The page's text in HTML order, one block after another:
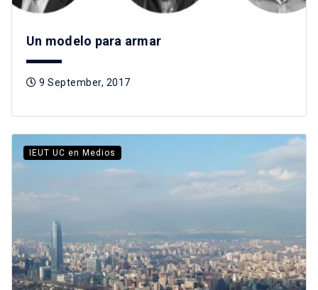
Un modelo para armar
9 September, 2017
IEUT UC en Medios